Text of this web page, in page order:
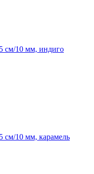
см/10 мм, индиго
см/10 мм, карамель